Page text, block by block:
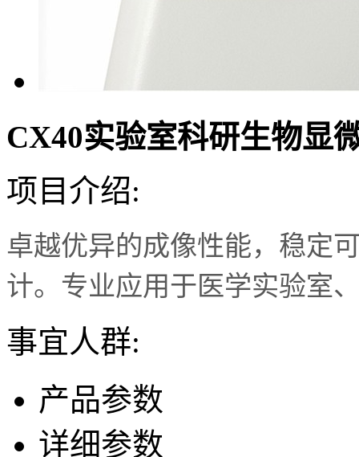
CX40实验室科研生物显
项目介绍:
卓越优异的成像性能，稳定
计。专业应用于医学实验室
事宜人群:
产品参数
详细参数